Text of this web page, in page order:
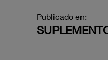
Publicado en: